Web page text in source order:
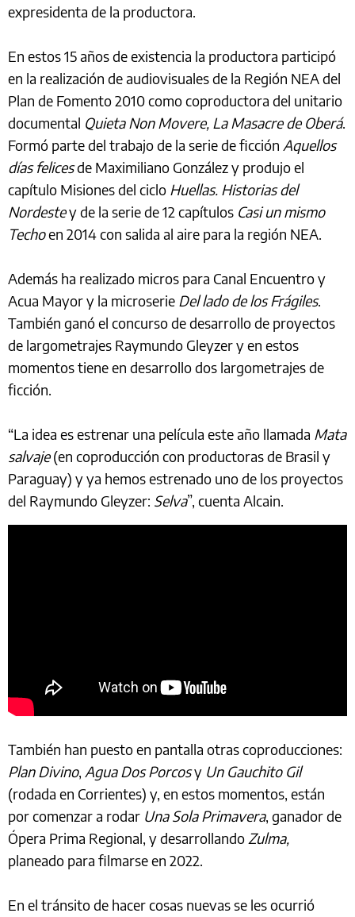
expresidenta de la productora.
En estos 15 años de existencia la productora participó
en la realización de audiovisuales de la Región NEA del
Plan de Fomento 2010 como coproductora del unitario
documental Quieta Non Movere, La Masacre de Oberá.
Formó parte del trabajo de la serie de ficción Aquellos
días felicesde Maximiliano González y produjo el
capítulo Misiones del ciclo Huellas. Historias del
Nordestey de la serie de 12 capítulos Casi un mismo
Techoen 2014 con salida al aire para la región NEA.
Además ha realizado micros para Canal Encuentro y
Acua Mayor y la microserie Del lado de los Frágiles.
También ganó el concurso de desarrollo de proyectos
de largometrajes Raymundo Gleyzer y en estos
momentos tiene en desarrollo dos largometrajes de
ficción.
“La idea es estrenar una película este año llamada Mata
salvaje(en coproducción con productoras de Brasil y
Paraguay) y ya hemos estrenado uno de los proyectos
del Raymundo Gleyzer: Selva”, cuenta Alcain.
También han puesto en pantalla otras coproducciones:
Plan Divino, Agua Dos Porcosy Un Gauchito Gil
(rodada en Corrientes) y, en estos momentos, están
por comenzar a rodar Una Sola Primavera, ganador de
Ópera Prima Regional, y desarrollando Zulma,
planeado para filmarse en 2022.
En el tránsito de hacer cosas nuevas se les ocurrió